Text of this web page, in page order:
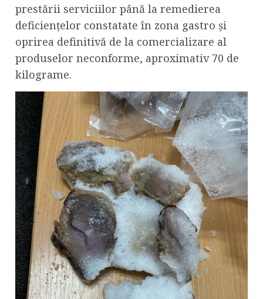
prestării serviciilor până la remedierea
deficiențelor constatate în zona gastro și
oprirea definitivă de la comercializare al
produselor neconforme, aproximativ 70 de
kilograme.